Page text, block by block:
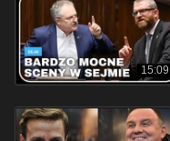
15:09